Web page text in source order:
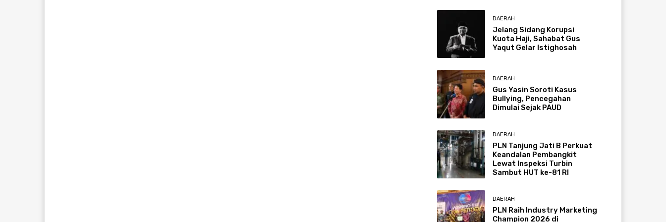
DAERAH
Jelang Sidang Korupsi
Kuota Haji, Sahabat Gus
Yaqut Gelar Istighosah
DAERAH
Gus Yasin Soroti Kasus
Bullying, Pencegahan
Dimulai Sejak PAUD
DAERAH
PLN Tanjung Jati B Perkuat
Keandalan Pembangkit
Lewat Inspeksi Turbin
Sambut HUT ke-81 RI
DAERAH
PLN Raih Industry Marketing
Champion 2026 di